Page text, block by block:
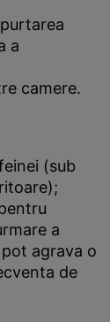
a
camere.
(sub
a
agrava o
de